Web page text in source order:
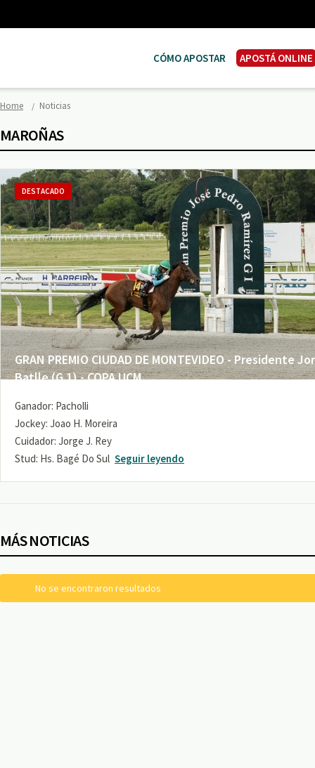
CÓMO APOSTAR APOSTÁ ONLINE
Home Noticias
MAROÑAS
GRAN PREMIO CIUDAD DE MONTEVIDEO - Presidente
Batlle (G 1) - COPA UCM
DESTACADO
Ganador: Pacholli
Jockey: Joao H. Moreira
Cuidador: Jorge J. Rey
Stud: Hs. Bagé Do Sul Seguir leyendo
MÁS NOTICIAS
No se encontraron resultados